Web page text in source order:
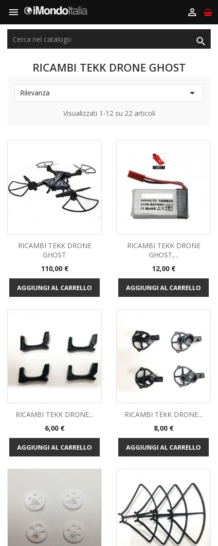
 

RICAMBI TEKK DRONE GHOST
Rilevanza 
Visualizzati 1-12 su 22 articoli
RICAMBI TEKK DRONE
GHOST
Prezzo
110,00 €
AGGIUNGI AL CARRELLO
RICAMBI TEKK DRONE
GHOST,...
Prezzo
12,00 €
AGGIUNGI AL CARRELLO
RICAMBI TEKK DRONE...
Prezzo
6,00 €
AGGIUNGI AL CARRELLO
RICAMBI TEKK DRONE...
Prezzo
8,00 €
AGGIUNGI AL CARRELLO